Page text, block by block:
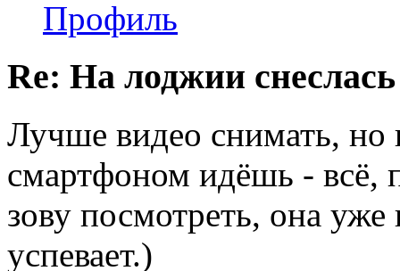
Профиль
Re: На лоджии
Лучше видео снимать, но
смартфоном идёшь - всё,
зову посмотреть, она
успевает.)